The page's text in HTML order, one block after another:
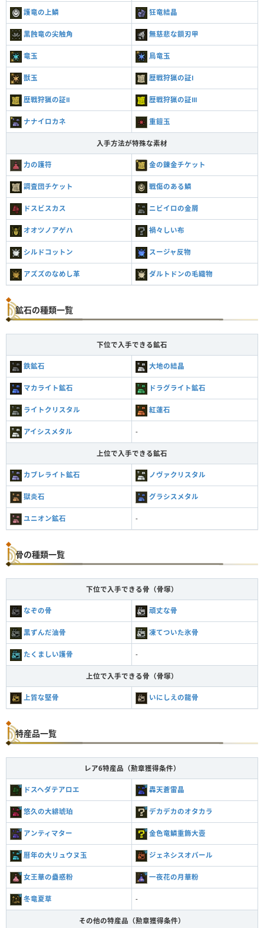
護竜の上鱗 狂竜結晶
黒蝕竜の尖触角 無慈悲な鎖刃甲
竜玉 鳥竜玉
獣玉 歴戦狩猟の証Ⅰ
歴戦狩猟の証Ⅱ 歴戦狩猟の証Ⅲ
ナナイロカネ 重鎧玉
入手方法が特殊な素材
力の護符 金の錬金チケット
調査団チケット 戦傷のある鱗
ドスビスカス ニビイロの金屑
オオツノアゲハ 禍々しい布
シルドコットン スージャ反物
アズズのなめし革 ダルトドンの毛織物
鉱石の種類一覧
下位で入手できる鉱石
鉄鉱石 大地の結晶
マカライト鉱石 ドラグライト鉱石
ライトクリスタル 紅蓮石
アイシスメタル -
上位で入手できる鉱石
カブレライト鉱石 ノヴァクリスタル
獄炎石 グラシスメタル
ユニオン鉱石 -
骨の種類一覧
下位で入手できる骨（骨塚）
なぞの骨 頑丈な骨
黒ずんだ油骨 凍てついた氷骨
たくましい護骨 -
上位で入手できる骨（骨塚）
上質な堅骨 いにしえの龍骨
特産品一覧
レア6特産品（勲章獲得条件）
ドスヘダテアロエ 轟天蒼雷晶
悠久の大緋琥珀 デカデカのオタカラ
アンティマター 金色竜鱗重飾大壺
暦年の大リュウヌ玉 ジェネシスオパール
女王華の蠱惑粉 一夜花の月華粉
冬竜夏草 -
その他の特産品（勲章獲得条件）